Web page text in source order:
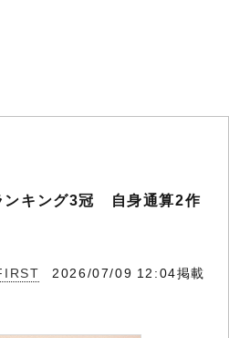
ンキング3冠 自身通算2作
2026/07/09 12:04掲載